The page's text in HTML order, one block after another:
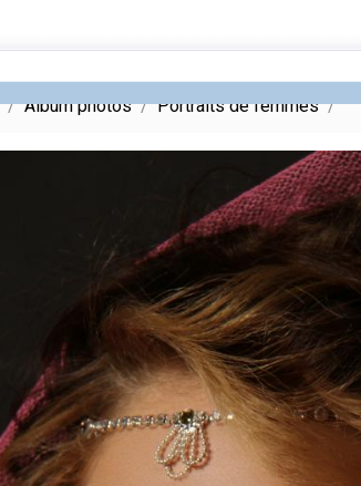
Album photos Portraits de femmes